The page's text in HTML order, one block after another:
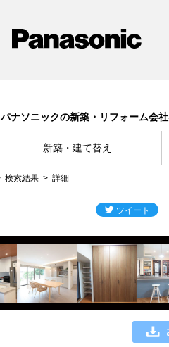
パナソニックの新築・リフォーム会
新築・建て替え
検索結果 詳細